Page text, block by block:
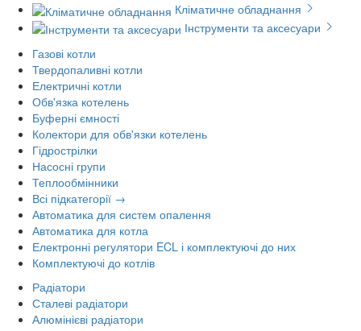
Кліматичне обладнання
Інструменти та аксесуари
Газові котли
Твердопаливні котли
Електричні котли
Обв'язка котелень
Буферні ємності
Колектори для обв'язки котелень
Гідрострілки
Насосні групи
Теплообмінники
Всі підкатегорії →
Автоматика для систем опалення
Автоматика для котла
Електронні регулятори ECL і комплектуючі до них
Комплектуючі до котлів
Радіатори
Сталеві радіатори
Алюмінієві радіатори